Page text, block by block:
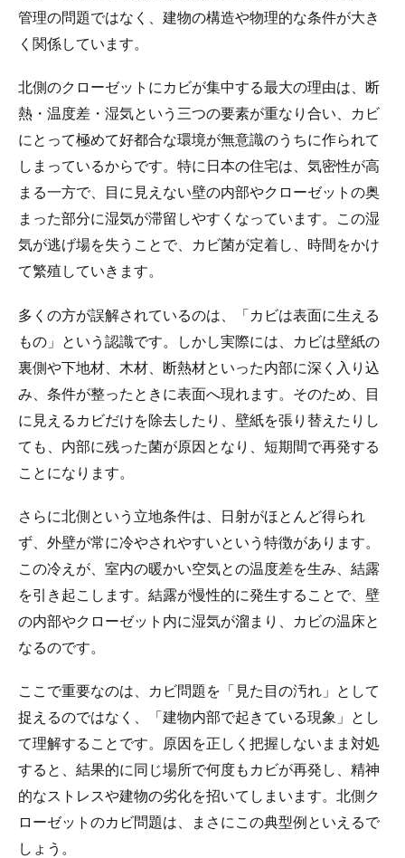
管理の問題ではなく、建物の構造や物理的な条件が大き
く関係しています。
北側のクローゼットにカビが集中する最大の理由は、断
熱・温度差・湿気という三つの要素が重なり合い、カビ
にとって極めて好都合な環境が無意識のうちに作られて
しまっているからです。特に日本の住宅は、気密性が高
まる一方で、目に見えない壁の内部やクローゼットの奥
まった部分に湿気が滞留しやすくなっています。この湿
気が逃げ場を失うことで、カビ菌が定着し、時間をかけ
て繁殖していきます。
多くの方が誤解されているのは、「カビは表面に生える
もの」という認識です。しかし実際には、カビは壁紙の
裏側や下地材、木材、断熱材といった内部に深く入り込
み、条件が整ったときに表面へ現れます。そのため、目
に見えるカビだけを除去したり、壁紙を張り替えたりし
ても、内部に残った菌が原因となり、短期間で再発する
ことになります。
さらに北側という立地条件は、日射がほとんど得られ
ず、外壁が常に冷やされやすいという特徴があります。
この冷えが、室内の暖かい空気との温度差を生み、結露
を引き起こします。結露が慢性的に発生することで、壁
の内部やクローゼット内に湿気が溜まり、カビの温床と
なるのです。
ここで重要なのは、カビ問題を「見た目の汚れ」として
捉えるのではなく、「建物内部で起きている現象」とし
て理解することです。原因を正しく把握しないまま対処
すると、結果的に同じ場所で何度もカビが再発し、精神
的なストレスや建物の劣化を招いてしまいます。北側ク
ローゼットのカビ問題は、まさにこの典型例といえるで
しょう。